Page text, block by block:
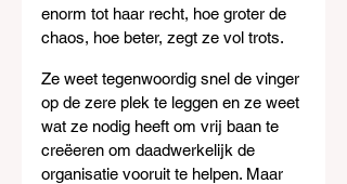
enorm tot haar recht, hoe groter de
chaos, hoe beter, zegt ze vol trots.
Ze weet tegenwoordig snel de vinger
op de zere plek te leggen en ze weet
wat ze nodig heeft om vrij baan te
creëeren om daadwerkelijk de
organisatie vooruit te helpen. Maar